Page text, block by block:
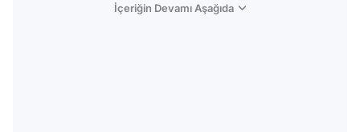
İçeriğin Devamı Aşağıda